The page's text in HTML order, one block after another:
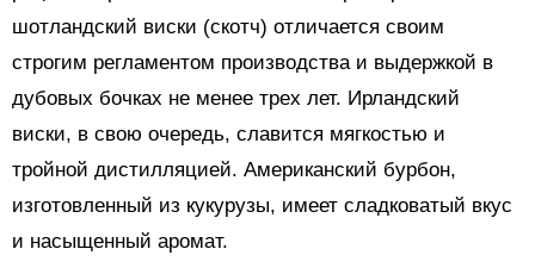
шотландский виски (скотч) отличается своим
строгим регламентом производства и выдержкой в
дубовых бочках не менее трех лет. Ирландский
виски, в свою очередь, славится мягкостью и
тройной дистилляцией. Американский бурбон,
изготовленный из кукурузы, имеет сладковатый вкус
и насыщенный аромат.